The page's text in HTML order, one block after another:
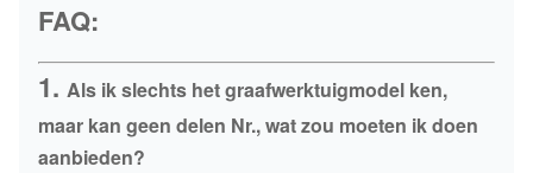
FAQ:
1. Als ik slechts het graafwerktuigmodel ken,
maar kan geen delen Nr., wat zou moeten ik doen
aanbieden?